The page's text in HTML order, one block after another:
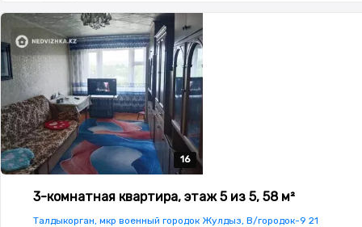
16
16
16
16
16
3-комнатная квартира, этаж 5 из 5, 58 м²
Талдыкорган, мкр военный городок Жулдыз, В/городок-9 21